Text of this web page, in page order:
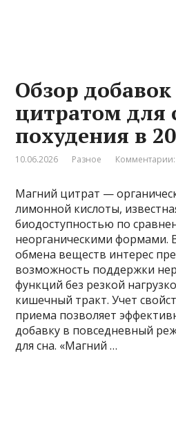
Обзор
цитратом для
похудения в
10.06.2026 Разное
Магний цитрат —
лимонной кислоты,
биодоступностью по
неорганическими формами.
обмена веществ интерес
возможность поддержки
функций без резкой
кишечный тракт. Учет
приема позволяет
добавку в повседневный
для сна. «Магний …